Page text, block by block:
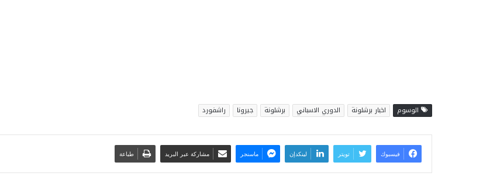
الوسوم اخبار برشلونة الدوري الاسباني برشلونة جيرونا راشفورد
فيسبوك تويتر لينكدإن ماسنجر مشاركة عبر البريد طباعة